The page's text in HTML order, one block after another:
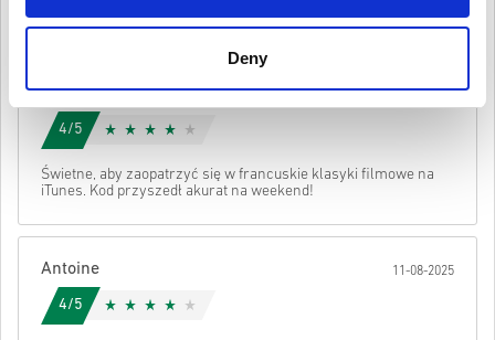
Deny
• Wybierz produkt
• Wybierz preferowaną metodę płatności
• Sfinalizuj zamówienie
Po wszystkim otrzymasz e-mail z bezpiecznym linkiem do swojego
kodu.
Kontakt.
to rozszerzenie, musisz mieć oryginalną grę.
W przypadku niektórych produktów możesz otrzymać
otrzymaniu kodu.
Marie
4/5
Świetne, aby zaopatrzyć się w francuskie klasyki filmowe na
iTunes. Kod przyszedł akurat na weekend!
Antoine 11-08-2025
4/5